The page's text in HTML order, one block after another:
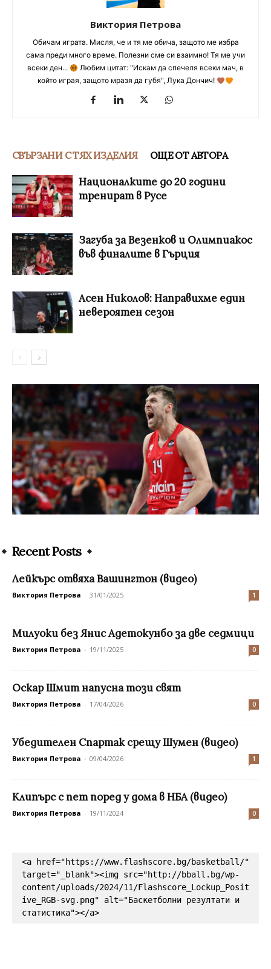
Виктория Петрова
Обичам играта. Мисля, че и тя ме обича, защото ме избра
сама преди много време. Полезни сме си взаимно! Тя ме учи
всеки ден...
Любим цитат: "Искам да спечеля всеки мач, в
който играя, защото мразя да губя", Лука Дончич!
СВЪРЗАНИ С ТЯХ ИЗДЕЛИЯ ОЩЕ ОТ АВТОРА
Националките до 20 години
тренират в Русе
Загуба за Везенков и Олимпиакос
във финалите в Гърция
Асен Николов: Направихме един
невероятен сезон
Recent Posts
Лейкърс отвяха Вашингтон (видео)
Виктория Петрова - 31/01/2025 1
Милуоки без Янис Адетокунбо за две седмици
Виктория Петрова - 19/11/2025 0
Оскар Шмит напусна този свят
Виктория Петрова - 17/04/2026 0
Убедителен Спартак срещу Шумен (видео)
Виктория Петрова - 09/04/2026 1
Клипърс с пет поред у дома в НБА (видео)
Виктория Петрова - 19/11/2024 0
<a href="https://www.flashscore.bg/basketball/"
target="_blank"><img src="http://bball.bg/wp-
content/uploads/2024/11/Flashscore_Lockup_Posit
ive_RGB-svg.png" alt="Баскетболни резултати и
статистика"></a>